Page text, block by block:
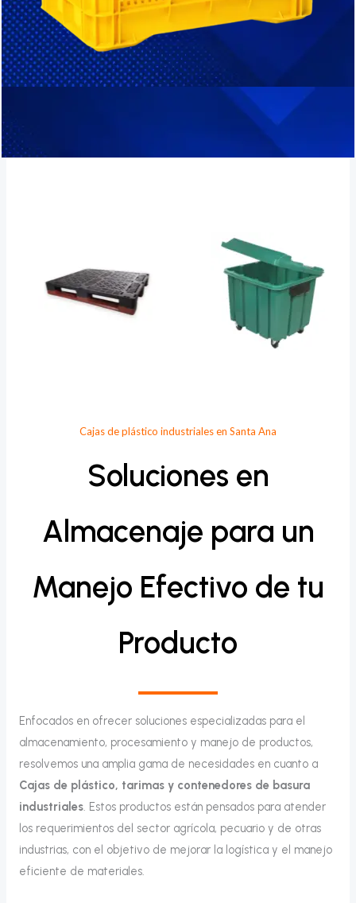
Cajas de plástico industriales en Santa Ana
Soluciones en
Almacenaje para un
Manejo Efectivo de tu
Producto
Enfocados en ofrecer soluciones especializadas para el
almacenamiento, procesamiento y manejo de productos,
resolvemos una amplia gama de necesidades en cuanto a
Cajas de plástico, tarimas y contenedores de basura
industriales. Estos productos están pensados para atender
los requerimientos del sector agrícola, pecuario y de otras
industrias, con el objetivo de mejorar la logística y el manejo
eficiente de materiales.